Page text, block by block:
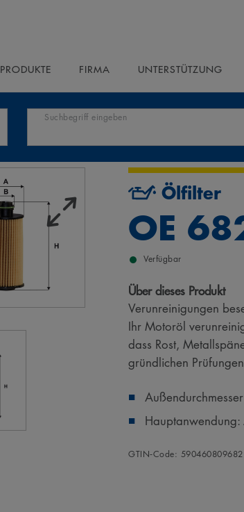
PRODUKTE FIRMA UNTERSTÜTZUNG
Suchbegriff eingeben
Ölfilter
OE
Verfügbar
Über dieses Produkt
Verunreinigungen
Ihr Motoröl
dass Rost,
gründlichen
GTIN‑Code: